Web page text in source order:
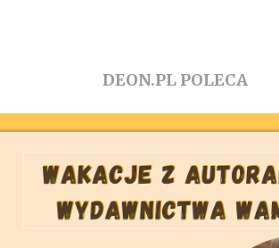
DEON.PL POLECA